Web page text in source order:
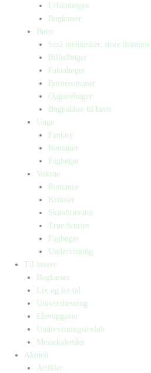
Udskolingen
Bogkasser
Børn
Små mennesker, store drømme
Billedbøger
Faktabøger
Børneromaner
Opgavebøger
Bogpakker til børn
Unge
Fantasy
Romaner
Fagbøger
Voksne
Romance
Krimier
Skønlitteratur
True Stories
Fagbøger
Undervisning
Til lærere
Bogkasser
Lix og let-tal
Universlæsning
Elevopgaver
Undervisningsforløb
Messekalender
Aktuelt
Artikler